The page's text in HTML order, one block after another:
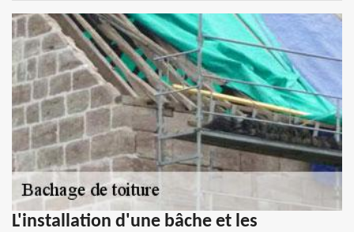
L'installation d'une bâche et les